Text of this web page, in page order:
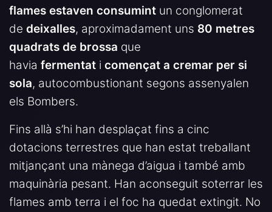
flames estaven consumint un conglomerat
de deixalles, aproximadament uns 80 metres
quadrats de brossa que
havia fermentat i començat a cremar per si
sola, autocombustionant segons assenyalen
els Bombers.
Fins allà s’hi han desplaçat fins a cinc
dotacions terrestres que han estat treballant
mitjançant una mànega d’aigua i també amb
maquinària pesant. Han aconseguit soterrar les
flames amb terra i el foc ha quedat extingit. No